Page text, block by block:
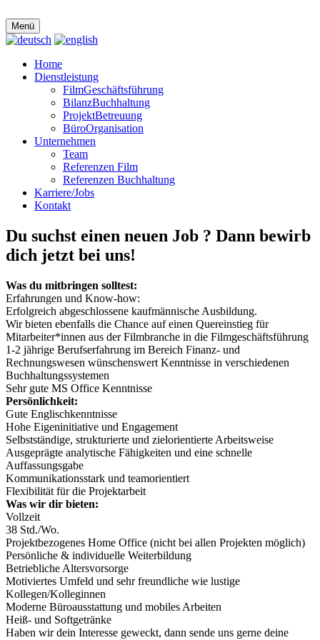
Menü
Home
Dienstleistung
FilmGeschäftsführung
BilanzBuchhaltung
ProjektBetreuung
BüroOrganisation
Unternehmen
Team
Referenzen Film
Referenzen Buchhaltung
Karriere/Jobs
Kontakt
Du suchst einen neuen Job ? Dann bewirb
dich jetzt bei uns!
Was du mitbringen solltest:
Erfahrungen und Know-how:
Erfolgreich abgeschlossene kaufmännische Ausbildung.
Wir bieten ebenfalls die Chance auf einen Quereinstieg für
Mitarbeiter*innen aus der Filmbranche in die Filmgeschäftsführung
1-2 jährige Berufserfahrung im Bereich Finanz- und
Rechnungswesen wünschenswert Kenntnisse in verschiedenen
Buchhaltungssystemen
Sehr gute MS Office Kenntnisse
Persönlichkeit:
Gute Englischkenntnisse
Hohe Eigeninitiative und Engagement
Selbstständige, strukturierte und zielorientierte Arbeitsweise
Ausgeprägte analytische Fähigkeiten und eine schnelle
Auffassungsgabe
Kommunikationsstark und teamorientiert
Flexibilität für die Projektarbeit
Was wir dir bieten:
Vollzeit
38 Std./Wo.
Projektbezogenes Home Office (nicht bei allen Projekten möglich)
Persönliche & individuelle Weiterbildung
Betriebliche Altersvorsorge
Motiviertes Umfeld und sehr freundliche wie lustige
Kollegen/Kolleginnen
Moderne Büroausstattung und mobiles Arbeiten
Heiß- und Softgetränke
Haben wir dein Interesse geweckt, dann sende uns gerne deine